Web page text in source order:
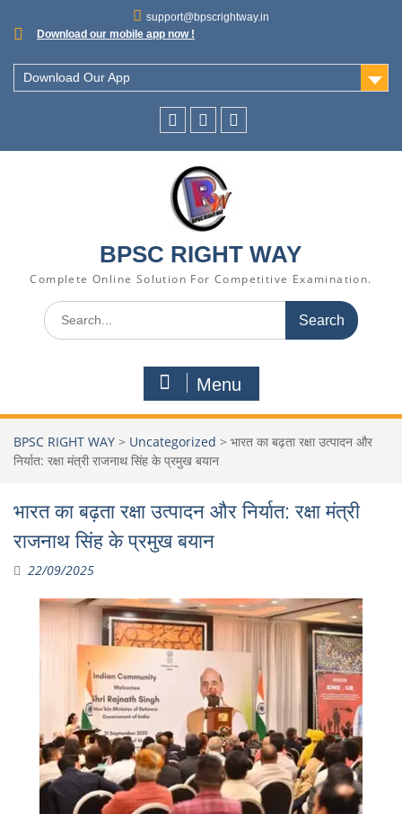
support@bpscrightway.in
Download our mobile app now !
Download Our App
BPSC RIGHT WAY
Complete Online Solution For Competitive Examination.
Menu
BPSC RIGHT WAY > Uncategorized > भारत का बढ़ता रक्षा उत्पादन और
निर्यात: रक्षा मंत्री राजनाथ सिंह के प्रमुख बयान
भारत का बढ़ता रक्षा उत्पादन और निर्यात: रक्षा मंत्री
राजनाथ सिंह के प्रमुख बयान
22/09/2025